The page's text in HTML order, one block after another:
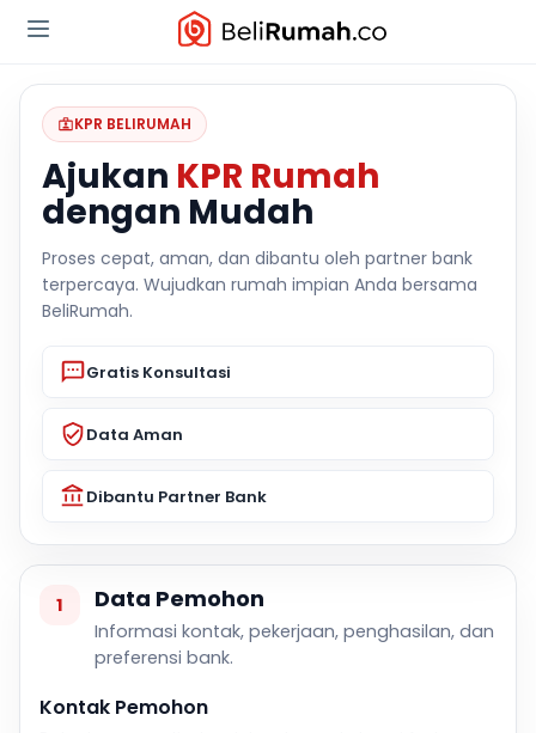
KPR BELIRUMAH
Ajukan KPR Rumah
dengan Mudah
Proses cepat, aman, dan dibantu oleh partner bank
terpercaya. Wujudkan rumah impian Anda bersama
BeliRumah.
Gratis Konsultasi
Data Aman
Dibantu Partner Bank
1 Data Pemohon
Informasi kontak, pekerjaan, penghasilan, dan
preferensi bank.
Kontak Pemohon